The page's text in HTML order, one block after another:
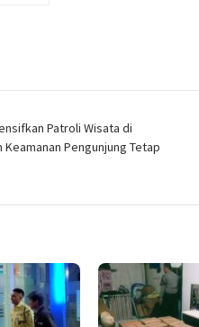
Patroli Wisata di
Keamanan Pengunjung Tetap